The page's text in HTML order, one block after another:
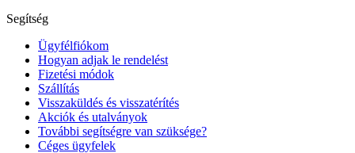
Segítség
Ügyfélfiókom
Hogyan adjak le rendelést
Fizetési módok
Szállítás
Visszaküldés és visszatérítés
Akciók és utalványok
További segítségre van szüksége?
Céges ügyfelek